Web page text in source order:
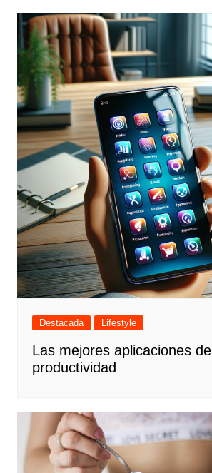
Destacada Lifestyle
Las mejores aplicaciones de
productividad